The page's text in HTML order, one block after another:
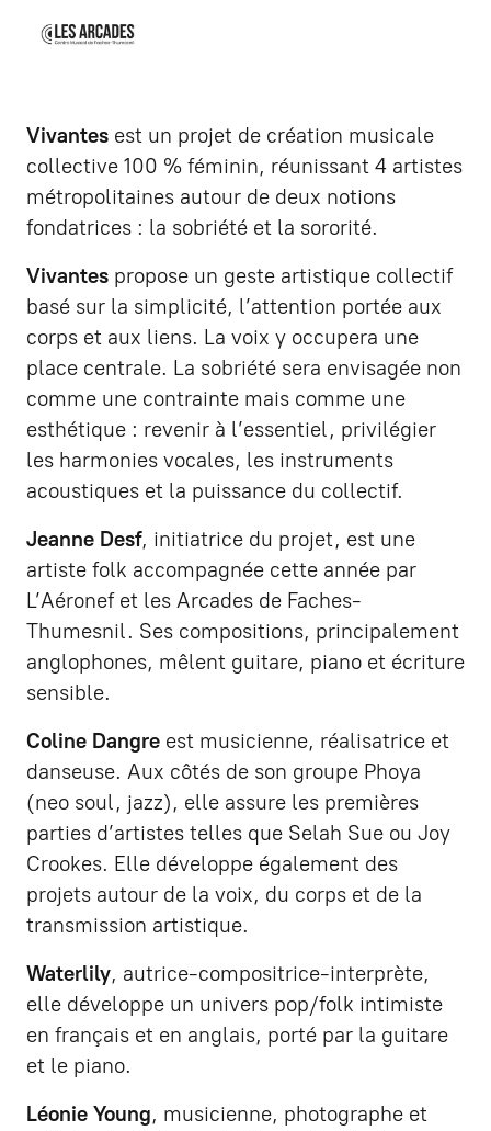
Vivantes est un projet de création musicale
collective 100 % féminin, réunissant 4 artistes
métropolitaines autour de deux notions
fondatrices : la sobriété et la sororité.
Vivantes propose un geste artistique collectif
basé sur la simplicité, l’attention portée aux
corps et aux liens. La voix y occupera une
place centrale. La sobriété sera envisagée non
comme une contrainte mais comme une
esthétique : revenir à l’essentiel, privilégier
les harmonies vocales, les instruments
acoustiques et la puissance du collectif.
Jeanne Desf, initiatrice du projet, est une
artiste folk accompagnée cette année par
L’Aéronef et les Arcades de Faches-
Thumesnil. Ses compositions, principalement
anglophones, mêlent guitare, piano et écriture
sensible.
Coline Dangre est musicienne, réalisatrice et
danseuse. Aux côtés de son groupe Phoya
(neo soul, jazz), elle assure les premières
parties d’artistes telles que Selah Sue ou Joy
Crookes. Elle développe également des
projets autour de la voix, du corps et de la
transmission artistique.
Waterlily, autrice-compositrice-interprète,
elle développe un univers pop/folk intimiste
en français et en anglais, porté par la guitare
et le piano.
Léonie Young, musicienne, photographe et